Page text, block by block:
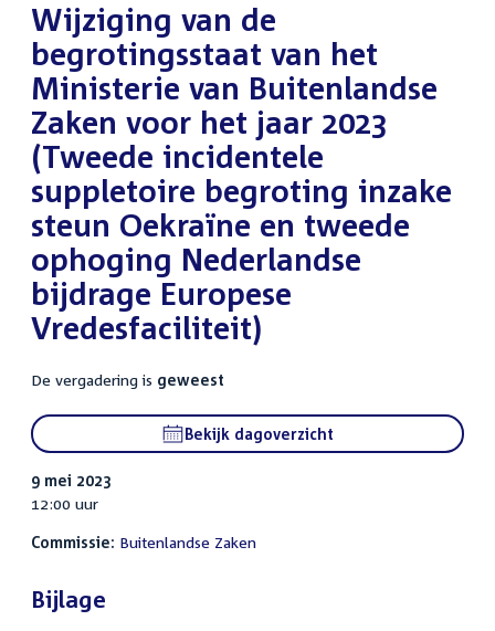
:Wijziging van de
begrotingsstaat van het
Ministerie van Buitenlandse
Zaken voor het jaar 2023
(Tweede incidentele
suppletoire begroting inzake
steun Oekraïne en tweede
ophoging Nederlandse
bijdrage Europese
Vredesfaciliteit)
De vergadering is geweest
Bekijk dagoverzicht
9 mei 2023
12:00 uur
Commissie: Buitenlandse Zaken
Bijlage